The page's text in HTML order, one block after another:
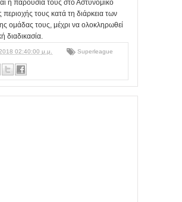
η παρουσία τους στο Αστυνομικό
περιοχής τους κατά τη διάρκεια των
ομάδας τους, μέχρι να ολοκληρωθεί
διαδικασία.
02:40:00 μ.μ. Superleague